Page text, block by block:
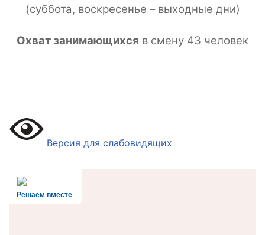
(суббота, воскресенье – выходные дни)
Охват занимающихся в смену 43 человек
Версия для слабовидящих
Решаем вместе